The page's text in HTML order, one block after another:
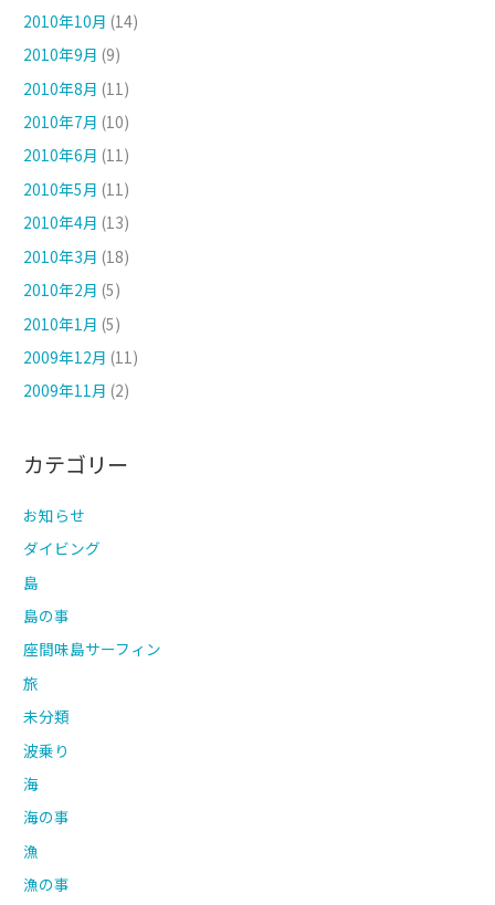
2010年10月 (14)
2010年9月 (9)
2010年8月 (11)
2010年7月 (10)
2010年6月 (11)
2010年5月 (11)
2010年4月 (13)
2010年3月 (18)
2010年2月 (5)
2010年1月 (5)
2009年12月 (11)
2009年11月 (2)
カテゴリー
お知らせ
ダイビング
島
島の事
座間味島サーフィン
旅
未分類
波乗り
海
海の事
漁
漁の事